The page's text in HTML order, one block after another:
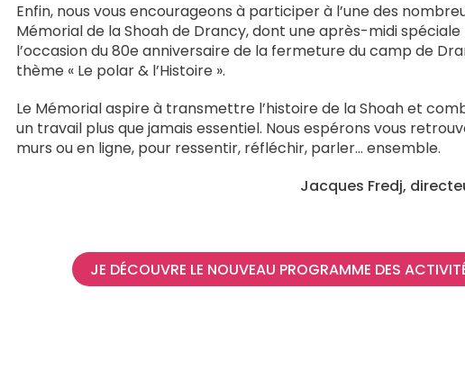
Enfin, nous vous encourageons à participer à l’une des
Mémorial de la Shoah de Drancy, dont une après-midi
l’occasion du 80e anniversaire de la fermeture du camp de
thème « Le polar & l’Histoire ».
Le Mémorial aspire à transmettre l’histoire de la Shoah et
un travail plus que jamais essentiel. Nous espérons vous
murs ou en ligne, pour ressentir, réfléchir, parler… ensemble.
Jacques Fredj,
JE DÉCOUVRE LE NOUVEAU PROGRAMME DES